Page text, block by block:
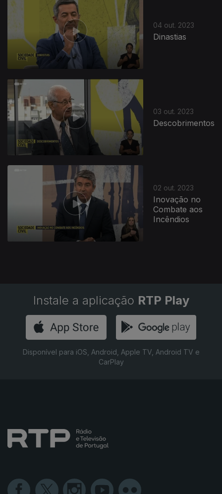
04 out. 2023
Dinastias
03 out. 2023
Descobrimentos
02 out. 2023
Inovação no
Combate aos
Incêndios
718707
Instale a aplicação RTP Play
Disponível para iOS, Android, Apple TV, Android TV e
CarPlay